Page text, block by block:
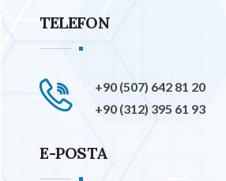
TELEFON
+90 (507) 642 81 20
+90 (312) 395 61 93
E-POSTA